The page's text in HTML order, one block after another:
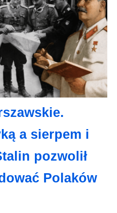
a sierpem i
pozwolił
Polaków